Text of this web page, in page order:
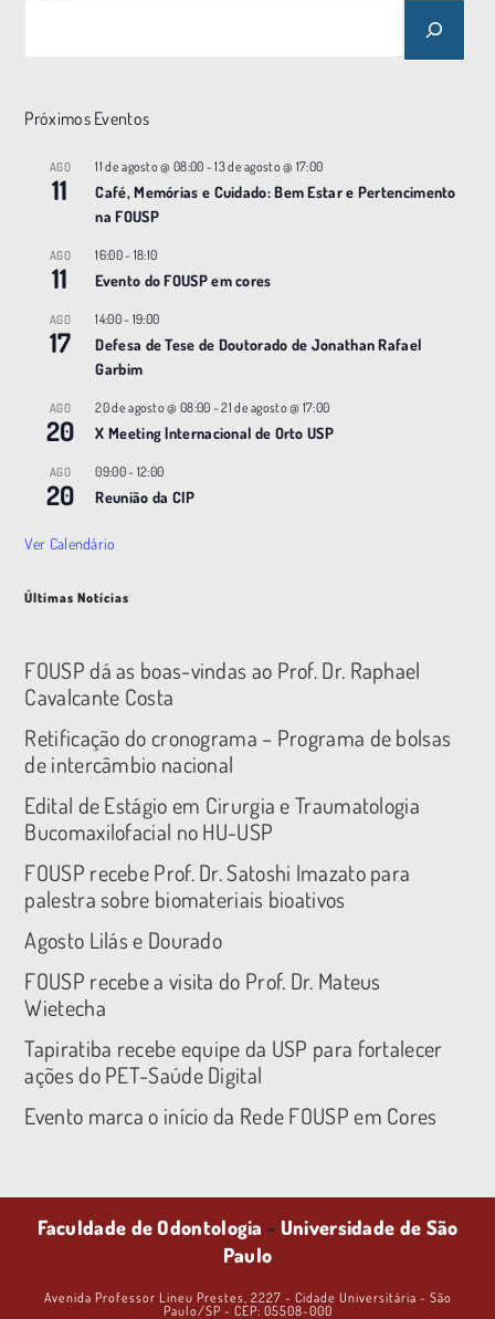
g
Próximos Eventos
AGO
11
11 de agosto @ 08:00 -13 de agosto @ 17:00
Café, Memórias e Cuidado: Bem Estar e Pertencimento
na FOUSP
AGO
11
16:00- 18:10
Evento do FOUSP em cores
AGO
17
14:00- 19:00
Defesa de Tese de Doutorado de Jonathan Rafael
Garbim
AGO
20
20 de agosto @ 08:00 -21 de agosto @ 17:00
X Meeting |nternacional de Orto USP
AGO
20
09:00- 12:00
Reunião da CIP
Ver Calendário
Últimas Notícias
FOUSP dá as boas-vindas ao Prof. Dr. Raphael
Cavalcante Costa
Retificação do cronograma – Programa de bolsas
de intercâmbio nacional
Edital de Estágio em Cirurgia e Traumatologia
Bucomaxilofacial no HU-USP
FOUSP recebe Prof. Dr. Satoshi Imazato para
palestra sobre biomateriais bioativos
Agosto Lilás e Dourado
FOUSP recebe a visita do Prof. Dr. Mateus
Wietecha
Tapiratiba recebe equipe da USP para fortalecer
ações do PET-Saúde Digital
Evento marca o início da Rede FOUSP em Cores
Faculdade de Odontologia - Universidade de São
Paulo
Avenida Professor Lineu Prestes, 2227 - Cidade Universitária - São
Paulo/SP - CEP: 05508-000